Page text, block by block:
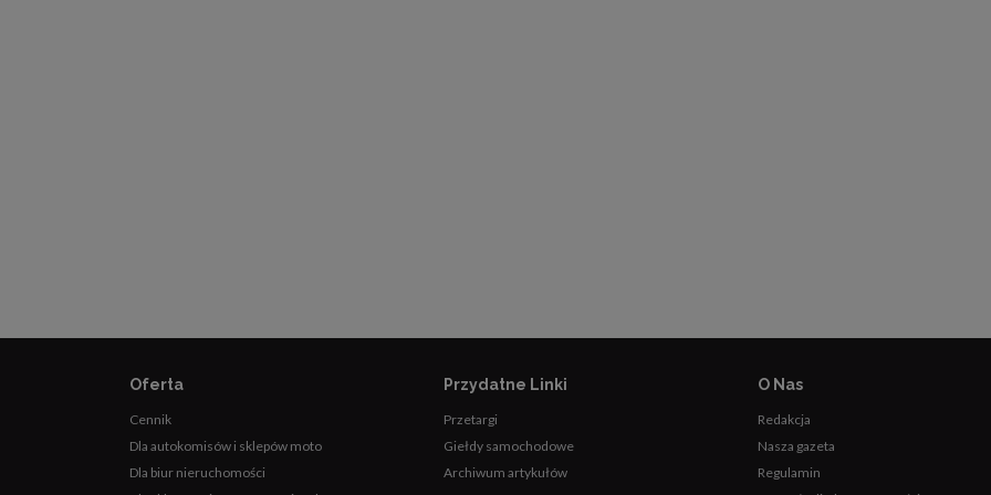
Oferta
Cennik
Dla autokomisów i sklepów moto
Dla biur nieruchomości
Przydatne Linki
Przetargi
Giełdy samochodowe
Archiwum artykułów
O Nas
Redakcja
Nasza gazeta
Regulamin